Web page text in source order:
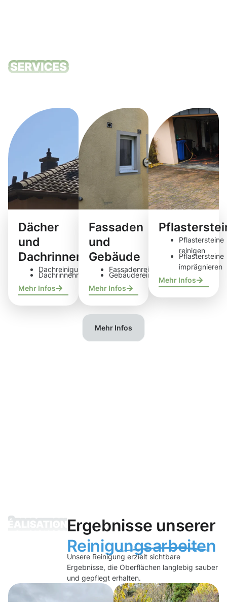
Dächer
und
Dachrinnen
Dachreinigung
Dachrinnenreinigung
Mehr Infos
Fassaden
und
Gebäude
Fassadenreinigung
Gebäudereinigung
Mehr Infos
Pflastersteine
reinigen
Pflastersteine
imprägnieren
Mehr Infos
Mehr Infos
Ergebnisse unserer
Reinigungsarbeiten
Unsere Reinigung erzielt sichtbare
Ergebnisse, die Oberflächen langlebig sauber
und gepflegt erhalten.